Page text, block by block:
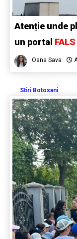
Atenție unde
un portal FALS
Oana Sava
Stiri Botosani